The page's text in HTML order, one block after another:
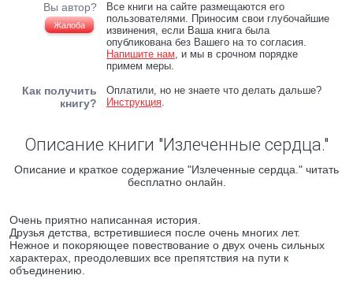
Вы автор?
Жалоба
Все книги на сайте размещаются его
пользователями. Приносим свои глубочайшие
извинения, если Ваша книга была
опубликована без Вашего на то согласия.
Напишите нам, и мы в срочном порядке
примем меры.
Как получить
книгу?
Оплатили, но не знаете что делать дальше?
Инструкция.
Описание книги "Излеченные сердца."
Описание и краткое содержание "Излеченные сердца." читать
бесплатно онлайн.
Очень приятно написанная история.
Друзья детства, встретившиеся после очень многих лет.
Нежное и покоряющее повествование о двух очень сильных
характерах, преодолевших все препятствия на пути к
объединению.